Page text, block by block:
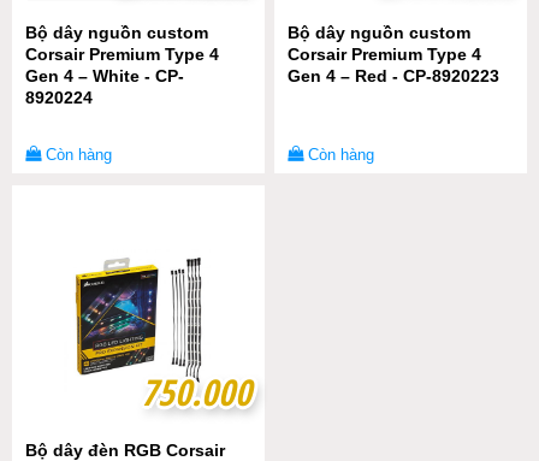
Bộ dây nguồn custom
Corsair Premium Type 4
Gen 4 – White - CP-
8920224
Còn hàng
Bộ dây nguồn custom
Corsair Premium Type 4
Gen 4 – Red - CP-8920223
Còn hàng
750.000
750.000
Bộ dây đèn RGB Corsair